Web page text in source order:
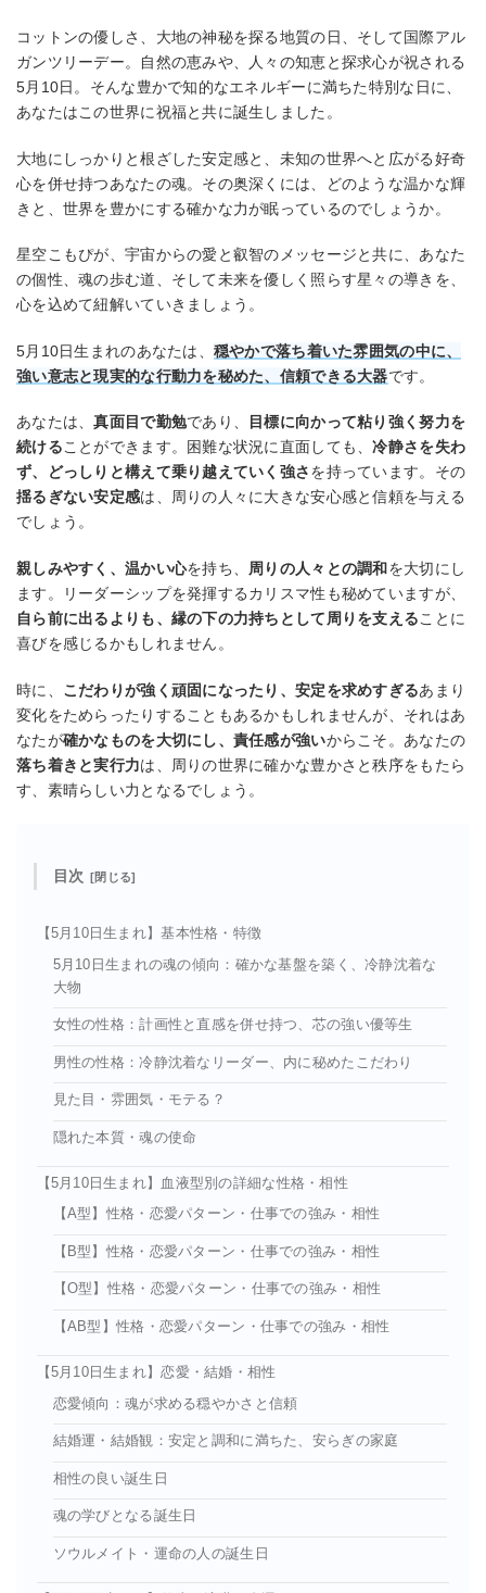
コットンの優しさ、大地の神秘を探る地質の日、そして国際アル
ガンツリーデー。自然の恵みや、人々の知恵と探求心が祝される
5月10日。そんな豊かで知的なエネルギーに満ちた特別な日に、
あなたはこの世界に祝福と共に誕生しました。
大地にしっかりと根ざした安定感と、未知の世界へと広がる好奇
心を併せ持つあなたの魂。その奥深くには、どのような温かな輝
きと、世界を豊かにする確かな力が眠っているのでしょうか。
星空こもぴが、宇宙からの愛と叡智のメッセージと共に、あなた
の個性、魂の歩む道、そして未来を優しく照らす星々の導きを、
心を込めて紐解いていきましょう。
5月10日生まれのあなたは、 穏やかで落ち着いた雰囲気の中に、
強い意志と現実的な行動力を秘めた、信頼できる大器です。
あなたは、真面目で勤勉であり、
目標に向かって粘り強く努力を
続けることができます。困難な状況に直面しても、冷静さを失わ
ず、どっしりと構えて乗り越えていく強さを持っています。その
揺るぎない安定感は、周りの人々に大きな安心感と信頼を与える
でしょう。
親しみやすく、温かい心を持ち、 周りの人々との調和を大切にし
ます。リーダーシップを発揮するカリスマ性も秘めていますが、
自ら前に出るよりも、縁の下の力持ちとして周りを支えることに
喜びを感じるかもしれません。
時に、 こだわりが強く頑固になったり、安定を求めすぎるあまり
変化をためらったりすることもあるかもしれませんが、それはあ
なたが確かなものを大切にし、責任感が強いからこそ。あなたの
落ち着きと実行力は、周りの世界に確かな豊かさと秩序をもたら
す、素晴らしい力となるでしょう。
目次
【5月10日生まれ】基本性格・特徴
5月10日生まれの魂の傾向：確かな基盤を築く、冷静沈着な
大物
女性の性格：計画性と直感を併せ持つ、芯の強い優等生
男性の性格：冷静沈着なリーダー、内に秘めたこだわり
見た目・雰囲気・モテる？
隠れた本質・魂の使命
【5月10日生まれ】血液型別の詳細な性格・相性
【A型】性格・恋愛パターン・仕事での強み・相性
【B型】性格・恋愛パターン・仕事での強み・相性
【O型】性格・恋愛パターン・仕事での強み・相性
【AB型】性格・恋愛パターン・仕事での強み・相性
【5月10日生まれ】恋愛・結婚・相性
恋愛傾向：魂が求める穏やかさと信頼
結婚運・結婚観：安定と調和に満ちた、安らぎの家庭
相性の良い誕生日
魂の学びとなる誕生日
ソウルメイト・運命の人の誕生日